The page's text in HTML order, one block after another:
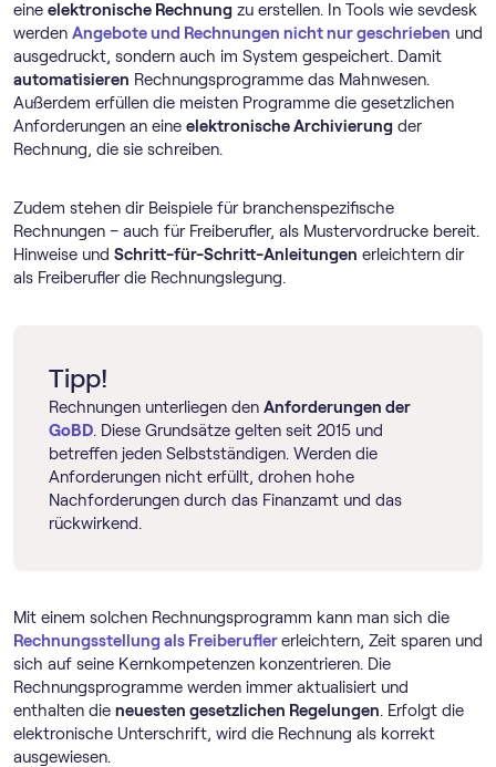
eine elektronische Rechnung zu erstellen. In Tools wie sevdesk
werden Angebote und Rechnungen nicht nur geschrieben und
ausgedruckt, sondern auch im System gespeichert. Damit
automatisieren Rechnungs­programme das Mahnwesen.
Außerdem erfüllen die meisten Programme die gesetzlichen
Anforderungen an eine elektronische Archivierung der
Rechnung, die sie schreiben.
Zudem stehen dir Beispiele für branchenspezifische
Rechnungen – auch für Freiberufler, als Mustervordrucke bereit.
Hinweise und Schritt-für-Schritt-Anleitungen erleichtern dir
als Freiberufler die Rechnungslegung.
Tipp!
Rechnungen unterliegen den Anforderungen der
GoBD. Diese Grundsätze gelten seit 2015 und
betreffen jeden Selbstständigen. Werden die
Anforderungen nicht erfüllt, drohen hohe
Nachforderungen durch das Finanzamt und das
rückwirkend.
Mit einem solchen Rechnungs­programm kann man sich die
Rechnungsstellung als Freiberuflererleichtern, Zeit sparen und
sich auf seine Kernkompetenzen konzentrieren. Die
Rechnungs­programme werden immer aktualisiert und
enthalten die neuesten gesetzlichen Regelungen. Erfolgt die
elektronische Unterschrift, wird die Rechnung als korrekt
ausgewiesen.